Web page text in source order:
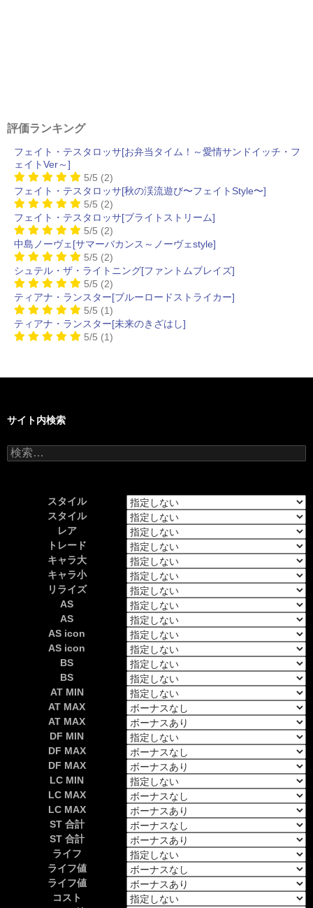
評価ランキング
フェイト・テスタロッサ[お弁当タイム！～愛情サンドイッチ・フ
ェイトVer～]
5/5 (2)
フェイト・テスタロッサ[秋の渓流遊び〜フェイトStyle〜]
5/5 (2)
フェイト・テスタロッサ[ブライトストリーム]
5/5 (2)
中島ノーヴェ[サマーバカンス～ノーヴェstyle]
5/5 (2)
シュテル・ザ・ライトニング[ファントムブレイズ]
5/5 (2)
ティアナ・ランスター[ブルーロードストライカー]
5/5 (1)
ティアナ・ランスター[未来のきざはし]
5/5 (1)
サイト内検索
検
索:
スタイル
スタイル
レア
トレード
キャラ大
キャラ小
リライズ
AS
AS
AS icon
AS icon
BS
BS
AT MIN
AT MAX
AT MAX
DF MIN
DF MAX
DF MAX
LC MIN
LC MAX
LC MAX
ST 合計
ST 合計
ライフ
ライフ値
ライフ値
コスト